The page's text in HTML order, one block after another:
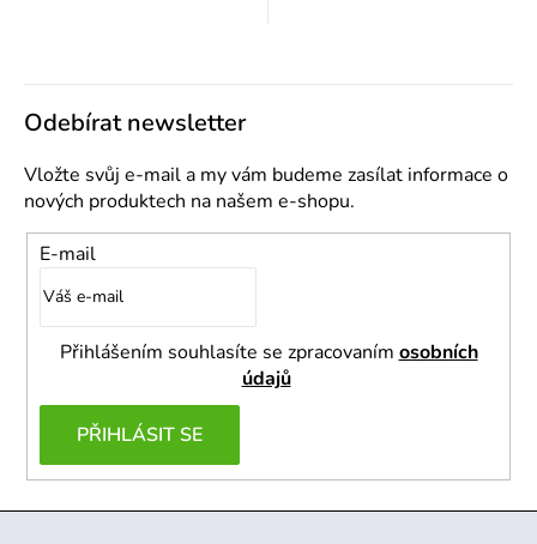
Odebírat newsletter
Vložte svůj e-mail a my vám budeme zasílat informace o
nových produktech na našem e-shopu.
E-mail
Přihlášením souhlasíte se zpracovaním osobních
údajů
PŘIHLÁSIT SE